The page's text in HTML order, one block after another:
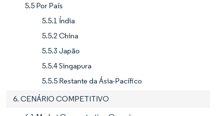
5.5 Por País
5.5.1 Índia
5.5.2 China
5.5.3 Japão
5.5.4 Singapura
5.5.5 Restante da Ásia-Pacífico
6. CENÁRIO COMPETITIVO